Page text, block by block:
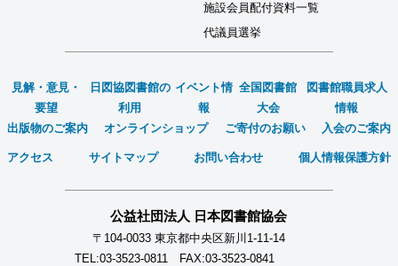
施設会員配付資料一覧
代議員選挙
見解・意見・
要望
日図協図書館の
利用
イベント情
報
全国図書館
大会
図書館職員求人
情報
出版物のご案内
オンラインショップ ご寄付のお願い 入会のご案内
アクセス サイトマップ お問い合わせ 個人情報保護方針
公益社団法人 日本図書館協会
〒104-0033 東京都中央区新川1-11-14
TEL:03-3523-0811 FAX:03-3523-0841